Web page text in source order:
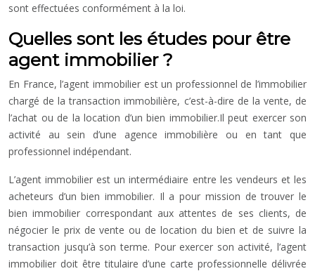
sont effectuées conformément à la loi.
Quelles sont les études pour être
agent immobilier ?
En France, l’agent immobilier est un professionnel de l’immobilier
chargé de la transaction immobilière, c’est-à-dire de la vente, de
l’achat ou de la location d’un bien immobilier.Il peut exercer son
activité au sein d’une agence immobilière ou en tant que
professionnel indépendant.
L’agent immobilier est un intermédiaire entre les vendeurs et les
acheteurs d’un bien immobilier. Il a pour mission de trouver le
bien immobilier correspondant aux attentes de ses clients, de
négocier le prix de vente ou de location du bien et de suivre la
transaction jusqu’à son terme. Pour exercer son activité, l’agent
immobilier doit être titulaire d’une carte professionnelle délivrée